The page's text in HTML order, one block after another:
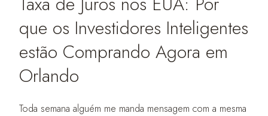
que os Investidores Inteligentes
estão Comprando Agora em
Orlando
Toda semana alguém me manda mensagem com a mesma